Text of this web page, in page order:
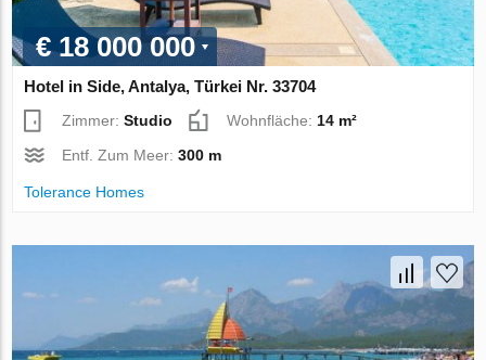
€ 18 000 000
Hotel in Side, Antalya, Türkei Nr. 33704
Zimmer:Studio Wohnfläche: 14 m²
Entf. Zum Meer:300 m
Tolerance Homes